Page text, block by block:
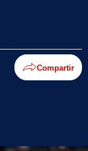
Compartir